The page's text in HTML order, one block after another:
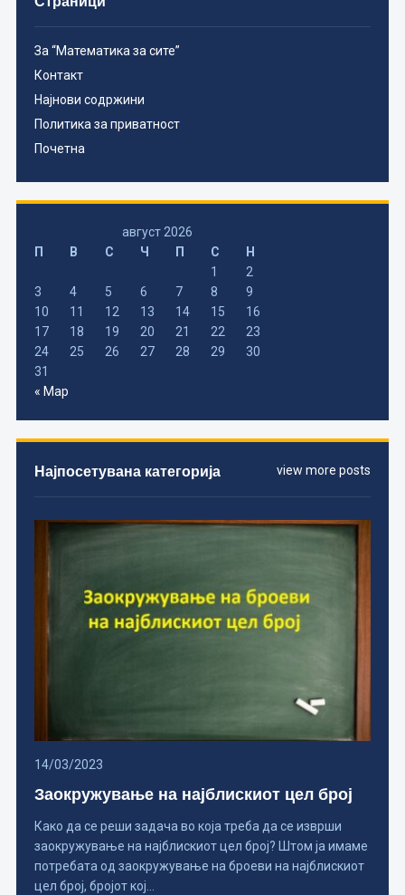
За “Математика за сите”
Контакт
Најнови содржини
Политика за приватност
Почетна
август 2026
П
В С Ч П С
Н
1
2
3
4 5 6 7 8
9
10
11 12 13 14 15
16
17
18 19 20 21 22
23
24
25 26 27 28 29
30
31
« Мар
view more posts
Најпосетувана категорија
14/03/2023
Заокружување на најблискиот цел број
Како да се реши задача во која треба да се изврши
заокружување на најблискиот цел број? Штом ја имаме
потребата од заокружување на броеви на најблискиот
цел број, бројот кој…